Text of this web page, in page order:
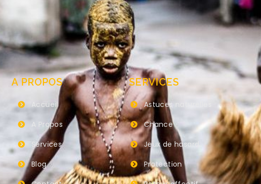
A PROPOS
Accueil
A Propos
Services
Blog
SERVICES
Astuces naturelles
Chance
Jeux de hasard
Protection